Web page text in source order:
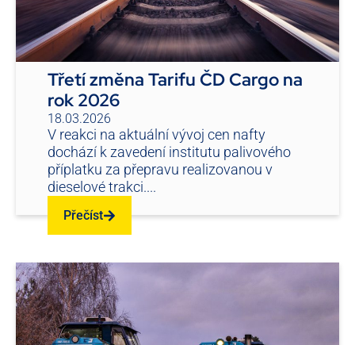
Třetí změna Tarifu ČD Cargo na
rok 2026
18.03.2026
V reakci na aktuální vývoj cen nafty
dochází k zavedení institutu palivového
příplatku za přepravu realizovanou v
dieselové trakci....
Přečíst